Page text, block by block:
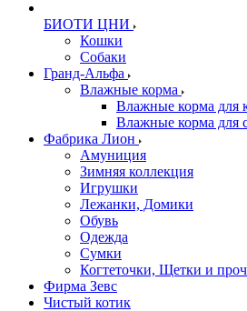
БИОТИ ЦНИ
Кошки
Собаки
Гранд-Альфа
Влажные корма
Влажные корма для
Влажные корма для
Фабрика Лион
Амуниция
Зимняя коллекция
Игрушки
Лежанки, Домики
Обувь
Одежда
Сумки
Когтеточки, Щетки и проч
Фирма Зевс
Чистый котик